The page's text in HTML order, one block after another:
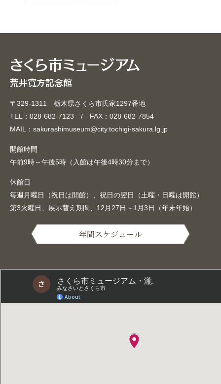
〒329-1311 栃木県さくら市氏家1297番地
TEL：028-682-7123 / FAX：028-682-7854
MAIL：sakurashimuseum@city.tochigi-sakura.lg.jp
開館時間
午前9時～午後5時（入館は午後4時30分まで）
休館日
毎週月曜日（祝日は開館）、祝日の翌日（土曜・日曜は開館）
第3火曜日、展示替え期間、12月27日～1月3日（年末年始）
年間スケジュール